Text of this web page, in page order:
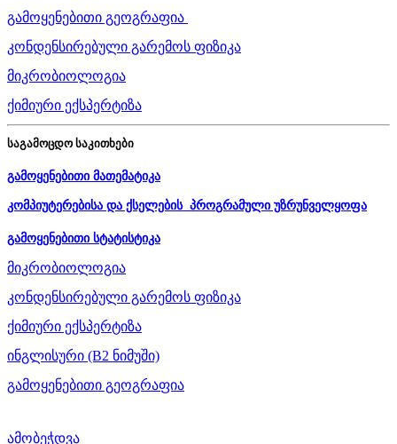
გამოყენებითი გეოგრაფია
კონდენსირებული გარემოს ფიზიკა
მიკრობიოლოგია
ქიმიური ექსპერტიზა
საგამოცდო საკითხები
გამოყენებითი მათემატიკა
კომპიუტერებისა და ქსელების პროგრამული უზრუნველყოფა
გამოყენებითი სტატისტიკა
მიკრობიოლოგია
კონდენსირებული გარემოს ფიზიკა
ქიმიური ექსპერტიზა
ინგლისური (B2 ნიმუში)
გამოყენებითი გეოგრაფია
ამობეჭდვა